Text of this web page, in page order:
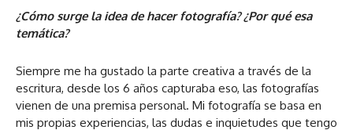
¿Cómo surge la idea de hacer fotografía? ¿Por qué esa
temática?
Siempre me ha gustado la parte creativa a través de la
escritura, desde los 6 años capturaba eso, las fotografías
vienen de una premisa personal. Mi fotografía se basa en
mis propias experiencias, las dudas e inquietudes que tengo